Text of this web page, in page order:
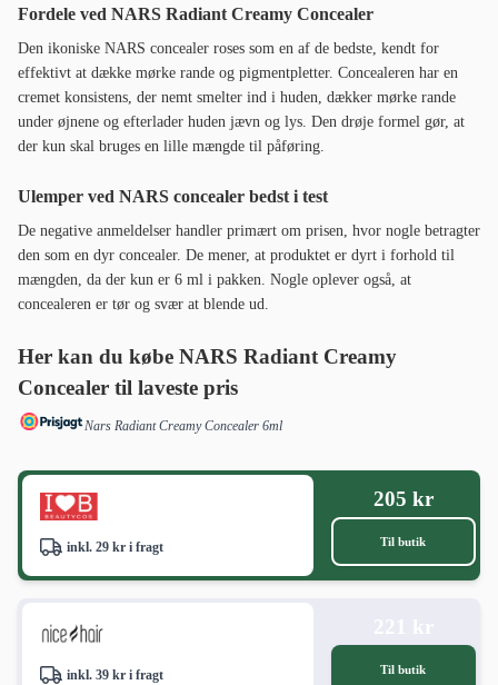
Fordele ved NARS Radiant Creamy Concealer
Den ikoniske NARS concealer roses som en af de bedste, kendt for
effektivt at dække mørke rande og pigmentpletter. Concealeren har en
cremet konsistens, der nemt smelter ind i huden, dækker mørke rande
under øjnene og efterlader huden jævn og lys. Den drøje formel gør, at
der kun skal bruges en lille mængde til påføring.
Ulemper ved NARS concealer bedst i test
De negative anmeldelser handler primært om prisen, hvor nogle betragter
den som en dyr concealer. De mener, at produktet er dyrt i forhold til
mængden, da der kun er 6 ml i pakken. Nogle oplever også, at
concealeren er tør og svær at blende ud.
Her kan du købe NARS Radiant Creamy
Concealer til laveste pris
Nars Radiant Creamy Concealer 6ml
inkl. 29 kr i fragt
205 kr
Til butik
inkl. 39 kr i fragt Til butik